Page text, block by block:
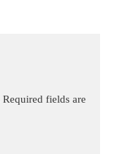
Required fields are